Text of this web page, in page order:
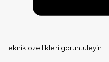
Teknik özellikleri görüntüleyin